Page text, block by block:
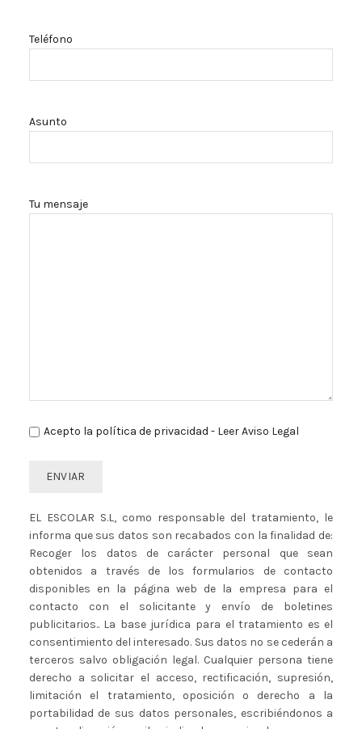
Teléfono
Asunto
Tu mensaje
Acepto la política de privacidad - Leer Aviso Legal
EL ESCOLAR S.L, como responsable del tratamiento, le
informa que sus datos son recabados con la finalidad de:
Recoger los datos de carácter personal que sean
obtenidos a través de los formularios de contacto
disponibles en la página web de la empresa para el
contacto con el solicitante y envío de boletines
publicitarios.. La base jurídica para el tratamiento es el
consentimiento del interesado. Sus datos no se cederán a
terceros salvo obligación legal. Cualquier persona tiene
derecho a solicitar el acceso, rectificación, supresión,
limitación el tratamiento, oposición o derecho a la
portabilidad de sus datos personales, escribiéndonos a